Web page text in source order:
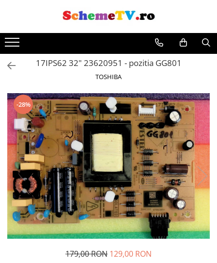
17IPS62 32" 23620951 - pozitia GG801
TOSHIBA
-28%
179,00 RON 129,00 RON